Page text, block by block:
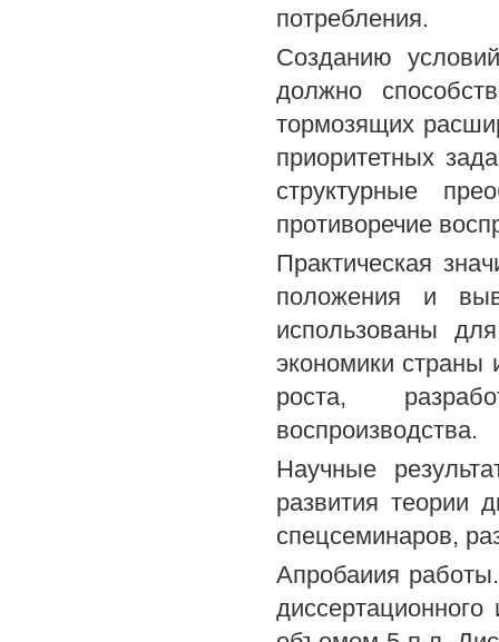
потребления.
Созданию
должно
тормозящих
приоритетных
структурные
противоречие
Практическая
положения и
использованы
экономики страны
роста,
воспроизводства.
Научные
развития теории
спецсеминаров,
Апробаиия